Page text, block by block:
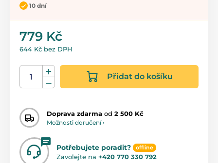
10 dní
779 Kč
644 Kč bez DPH
Přidat do košíku
Doprava zdarma od 2 500 Kč
Možnosti doručení ›
Potřebujete poradit? offline
Zavolejte na +420 770 330 792